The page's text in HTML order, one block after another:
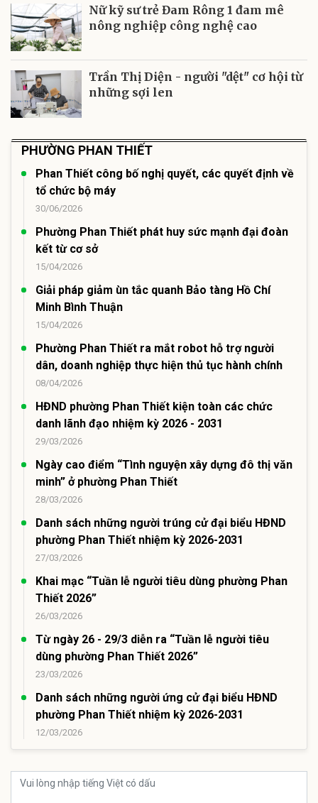
Nữ kỹ sư trẻ Đam Rông 1 đam mê
nông nghiệp công nghệ cao
Trần Thị Diện - người "dệt" cơ hội từ
những sợi len
PHƯỜNG PHAN THIẾT
Phan Thiết công bố nghị quyết, các quyết định về
tổ chức bộ máy
30/06/2026
Phường Phan Thiết phát huy sức mạnh đại đoàn
kết từ cơ sở
15/04/2026
Giải pháp giảm ùn tắc quanh Bảo tàng Hồ Chí
Minh Bình Thuận
15/04/2026
Phường Phan Thiết ra mắt robot hỗ trợ người
dân, doanh nghiệp thực hiện thủ tục hành chính
08/04/2026
HĐND phường Phan Thiết kiện toàn các chức
danh lãnh đạo nhiệm kỳ 2026 - 2031
29/03/2026
Ngày cao điểm “Tình nguyện xây dựng đô thị văn
minh” ở phường Phan Thiết
28/03/2026
Danh sách những người trúng cử đại biểu HĐND
phường Phan Thiết nhiệm kỳ 2026-2031
27/03/2026
Khai mạc “Tuần lễ người tiêu dùng phường Phan
Thiết 2026”
26/03/2026
Từ ngày 26 - 29/3 diễn ra “Tuần lễ người tiêu
dùng phường Phan Thiết 2026”
23/03/2026
Danh sách những người ứng cử đại biểu HĐND
phường Phan Thiết nhiệm kỳ 2026-2031
12/03/2026